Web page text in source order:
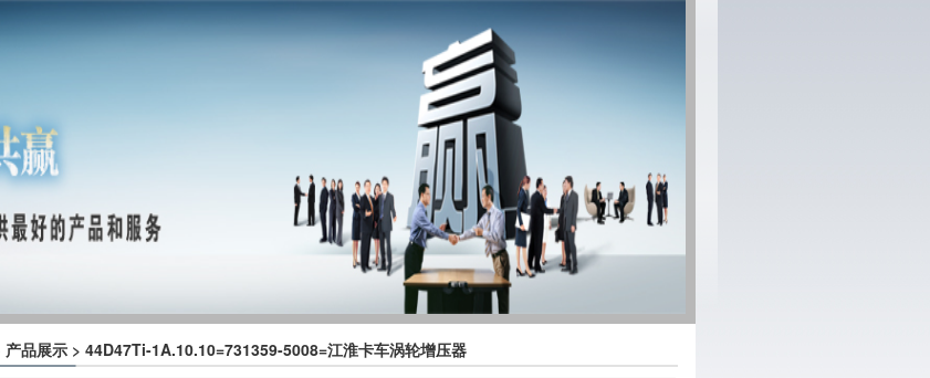
产品展示 > 44D47Ti-1A.10.10=731359-5008=江淮卡车涡轮增压器